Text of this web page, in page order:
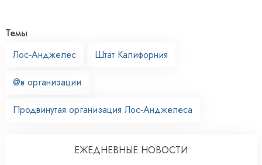
Темы
Лос‑Анджелес
Штат Калифорния
@в организации
Продвинутая организация Лос‑Анджелеса
ЕЖЕДНЕВНЫЕ НОВОСТИ